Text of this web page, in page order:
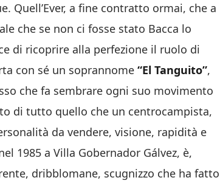
Quell’Ever, a fine contratto ormai, che a
che se non ci fosse stato Bacca lo
di ricoprire alla perfezione il ruolo di
con sé un soprannome “El Tanguito”,
che fa sembrare ogni suo movimento
di tutto quello che un centrocampista,
da vendere, visione, rapidità e
1985 a Villa Gobernador Gálvez, è,
dribblomane, scugnizzo che ha fatto